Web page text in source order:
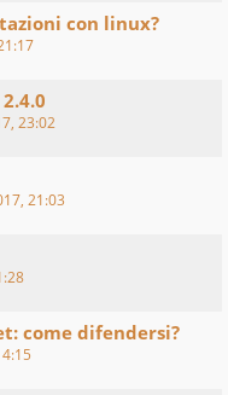
con linux?
23:02
21:03
come difendersi?